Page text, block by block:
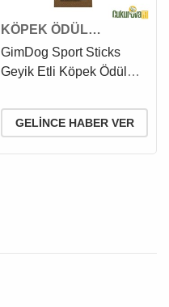
KÖPEK ÖDÜL
ÇUBUĞU
GimDog Sport Sticks
Geyik Etli Köpek Ödül
GELINCE HABER VER